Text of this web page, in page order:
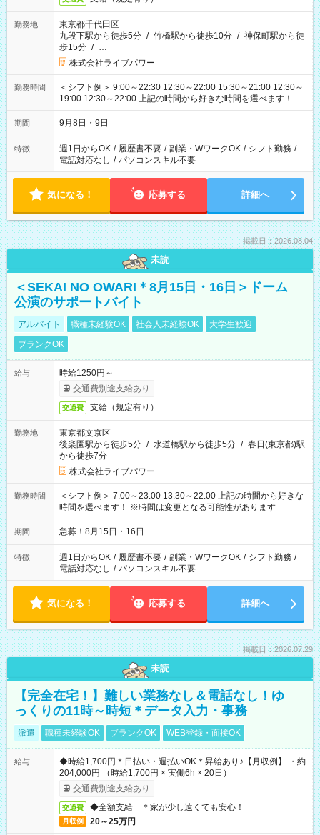
勤務地
東京都千代田区
九段下駅から徒歩5分 / 竹橋駅から徒歩10分 / 神保町駅から徒
歩15分 / …
株式会社ライブパワー
勤務時間
＜シフト例＞ 9:00～22:30 12:30～22:00 15:30～21:00 12:30～
19:00 12:30～22:00 上記の時間から好きな時間を選べます！ ※
時間は変更となる可能性があります
期間 9月8日・9日
特徴 週1日からOK / 履歴書不要 / 副業・WワークOK / シフト勤務 /
電話対応なし / パソコンスキル不要
気になる！ 応募する 詳細へ
掲載日：2026.08.04
未読
＜SEKAI NO OWARI＊8月15日・16日＞ドーム
公演のサポートバイト
アルバイト 職種未経験OK 社会人未経験OK
大学生歓迎
ブランクOK
給与
時給1250円～
交通費別途支給あり
交通費 支給（規定有り）
勤務地
東京都文京区
後楽園駅から徒歩5分 / 水道橋駅から徒歩5分 / 春日(東京都)駅
から徒歩7分
株式会社ライブパワー
勤務時間
＜シフト例＞ 7:00～23:00 13:30～22:00 上記の時間から好きな
時間を選べます！ ※時間は変更となる可能性があります
期間 急募！8月15日・16日
特徴 週1日からOK / 履歴書不要 / 副業・WワークOK / シフト勤務 /
電話対応なし / パソコンスキル不要
気になる！ 応募する 詳細へ
掲載日：2026.07.29
未読
【完全在宅！】難しい業務なし＆電話なし！ゆ
っくりの11時～時短＊データ入力・事務
派遣 職種未経験OK ブランクOK WEB登録・面接OK
給与
◆時給1,700円＊日払い・週払いOK＊昇給あり♪【月収例】 ・約
204,000円 （時給1,700円 × 実働6h × 20日）
交通費別途支給あり
交通費 ◆全額支給 ＊家が少し遠くても安心！
月収例 20～25万円